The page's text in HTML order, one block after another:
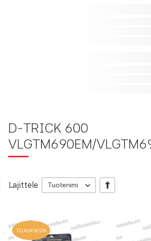
D-TRICK 600
VLGTM690EM/
Lajittele Tuotenimi +/-
TILAUKSESTA Lisää